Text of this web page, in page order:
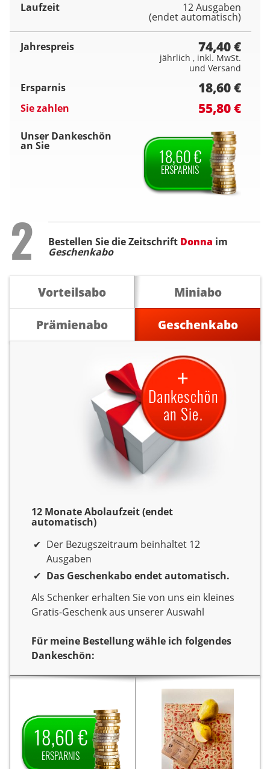
Laufzeit
12 Ausgaben
(endet automatisch)
Jahrespreis 74,40 €
jährlich , inkl. MwSt.
und Versand
Ersparnis 18,60 €
Sie zahlen 55,80 €
Unser Dankeschön
an Sie 18,60 €
ERSPARNIS
Step
2 Bestellen Sie die Zeitschrift Donna im
Geschenkabo
Vorteilsabo
Miniabo
Prämienabo
Geschenkabo
12 Monate Abolaufzeit (endet
automatisch)
Der Bezugszeitraum beinhaltet 12
Ausgaben
Das Geschenkabo endet automatisch.
Als Schenker erhalten Sie von uns ein kleines
Gratis-Geschenk aus unserer Auswahl
+
Dankeschön
an Sie.
Für meine Bestellung wähle ich folgendes
Dankeschön:
Dankeschön
18,60 €
ERSPARNIS
Zeitschrift
Donna.
Als
Dankeschön erhalten Sie
von uns
18,60 € Ersparnis
auf den Jahrespreis und
Sie verschenken ein Jahr
Lesespaß mit dem Titel
Donna.
Als Dankeschön
erhalten Sie von uns ein
Set bestehend aus zwei
hochwertigen